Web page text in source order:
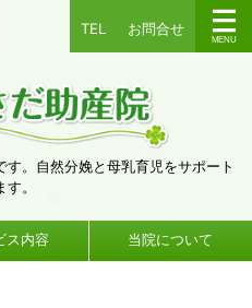
TEL お問合せ
。自然分娩と母乳育児をサポート
す。
ス内容 当院について